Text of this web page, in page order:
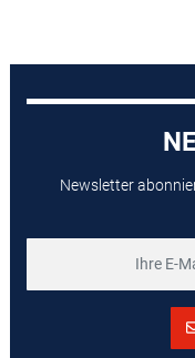
Newsletter